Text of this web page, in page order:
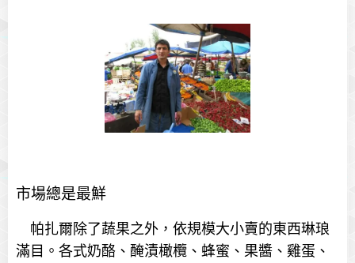
市場總是最鮮
帕扎爾除了蔬果之外，依規模大小賣的東西琳琅
滿目。各式奶酪、醃漬橄欖、蜂蜜、果醬、雞蛋、